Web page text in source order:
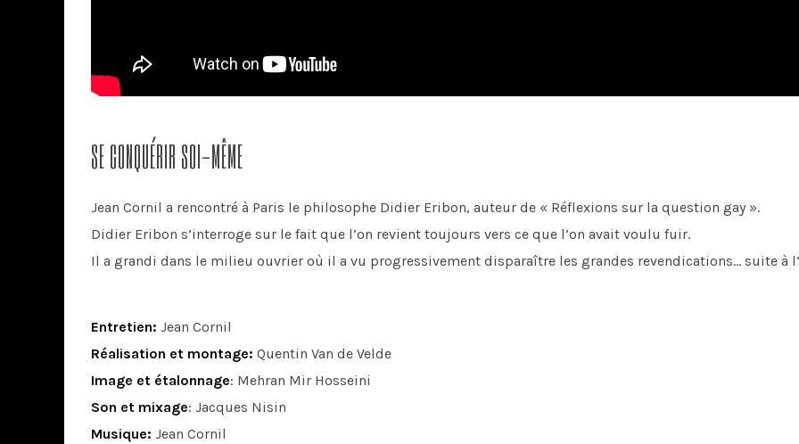
SE CONQUÉRIR SOI-MÊME
Jean Cornil a rencontré à Paris le philosophe Didier Eribon, auteur de « Réflexions sur la question gay ».
Didier Eribon s’interroge sur le fait que l’on revient toujours vers ce que l’on avait voulu fuir.
Il a grandi dans le milieu ouvrier où il a vu progressivement disparaître les grandes revendications… suite à
Entretien: Jean Cornil
Réalisation et montage: Quentin Van de Velde
Image et étalonnage: Mehran Mir Hosseini
Son et mixage: Jacques Nisin
Musique: Jean Cornil